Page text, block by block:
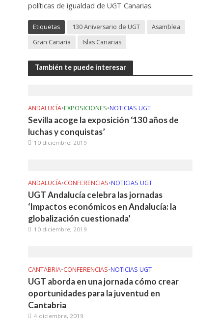
políticas de igualdad de UGT Canarias.
Etiquetas 130 Aniversario de UGT
Asamblea
Gran Canaria
Islas Canarias
También te puede interesar
ANDALUCÍA•EXPOSICIONES•NOTICIAS UGT
Sevilla acoge la exposición ‘130 años de
luchas y conquistas’
10 diciembre, 2019
ANDALUCÍA•CONFERENCIAS•NOTICIAS UGT
UGT Andalucía celebra las jornadas
‘Impactos económicos en Andalucía: la
globalización cuestionada’
10 diciembre, 2019
CANTABRIA•CONFERENCIAS•NOTICIAS UGT
UGT aborda en una jornada cómo crear
oportunidades para la juventud en
Cantabria
4 diciembre, 2019